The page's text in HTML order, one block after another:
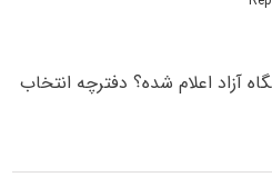
آزاد اعلام شده؟ دفترچه انتخاب